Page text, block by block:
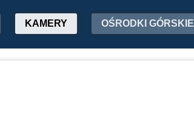
KAMERY OŚRODKI GÓRSKIE